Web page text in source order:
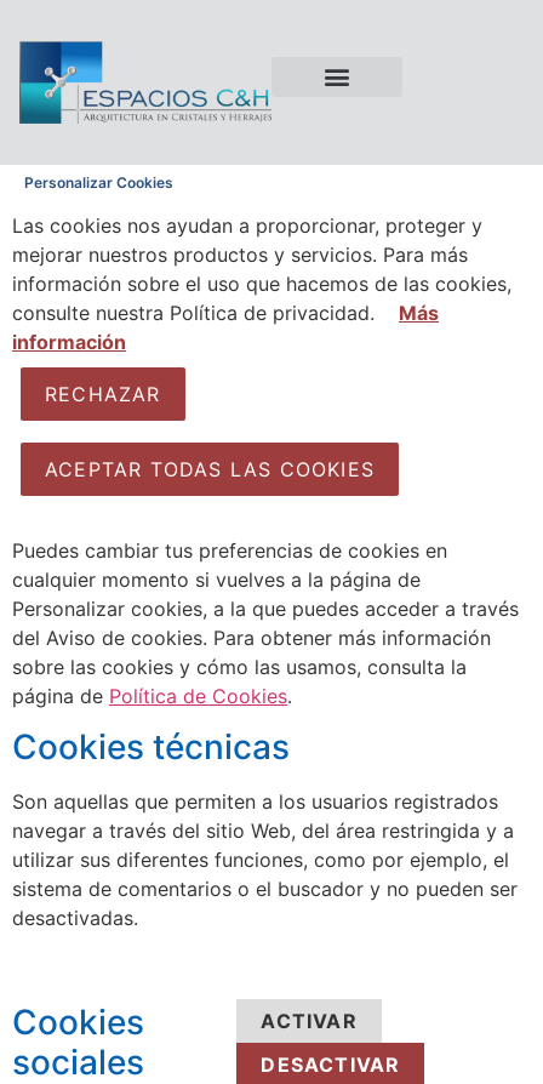
Personalizar Cookies
Las cookies nos ayudan a proporcionar, proteger y
mejorar nuestros productos y servicios. Para más
información sobre el uso que hacemos de las cookies,
consulte nuestra Política de privacidad. Más
información
RECHAZAR
ACEPTAR TODAS LAS COOKIES
Puedes cambiar tus preferencias de cookies en
cualquier momento si vuelves a la página de
Personalizar cookies, a la que puedes acceder a través
del Aviso de cookies. Para obtener más información
sobre las cookies y cómo las usamos, consulta la
página de Política de Cookies.
Cookies técnicas
Son aquellas que permiten a los usuarios registrados
navegar a través del sitio Web, del área restringida y a
utilizar sus diferentes funciones, como por ejemplo, el
sistema de comentarios o el buscador y no pueden ser
desactivadas.
Cookies
sociales
ACTIVAR
DESACTIVAR